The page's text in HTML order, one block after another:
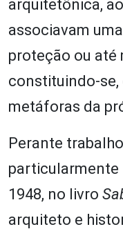
arquitetônica,
associavam
proteção ou até
constituindo-
metáforas da
Perante
particularmente
1948, no livro
arquiteto e